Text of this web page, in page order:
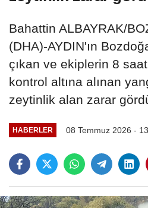
Bahattin ALBAYRAK/
(DHA)-AYDIN'ın
çıkan ve ekiplerin 8
kontrol altına alınan
zeytinlik alan zarar
HABERLER 08 Temmuz 2026 -